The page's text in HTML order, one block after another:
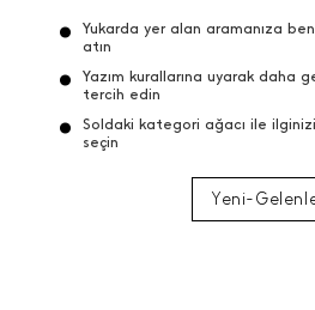
Yukarda yer alan aramanıza
atın
Yazım kurallarına uyarak daha
tercih edin
Soldaki kategori ağacı ile
seçin
Yeni-